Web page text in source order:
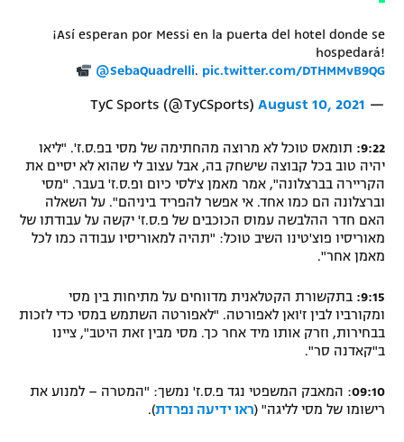
¡Así esperan por Messi en la puerta del hotel donde se
hospedará!
@SebaQuadrelli. pic.twitter.com/DTHMMvB9QG
— TyC Sports (@TyCSports)
August 10, 2021
9:22:
תומאס טוכל לא מרוצה מהחתימה של מסי בפ.ס.ז'. "ליאו
יהיה טוב בכל קבוצה שישחק בה, אבל עצוב לי שהוא לא יסיים את
הקריירה בברצלונה", אמר מאמן צ'לסי כיום ופ.ס.ז' בעבר. "מסי
וברצלונה הם כמו אחד. אי אפשר להפריד ביניהם". על השאלה
האם חדר ההלבשה עמוס הכוכבים של פ.ס.ז' יקשה על עבודתו של
מאוריסיו פוצ'טינו השיב טוכל: "תהיה למאוריסיו עבודה כמו לכל
מאמן אחר".
9:15: בתקשורת הקטלאנית מדווחים על מתיחות בין מסי
ומקורביו לבין ז'ואן לאפורטה. "לאפורטה השתמש במסי כדי לזכות
בבחירות, וזרק אותו מיד אחר כך. מסי מבין זאת היטב", ציינו
ב"קאדנה סר".
09:10: המאבק המשפטי נגד פ.ס.ז' נמשך: "המטרה – למנוע את
רישומו של מסי לליגה" (ראו ידיעה נפרדת).